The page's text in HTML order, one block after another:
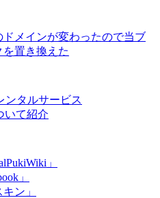
メインが変わったので当ブ
を置き換えた
ンタルサービス
いて紹介
」
」
ン」